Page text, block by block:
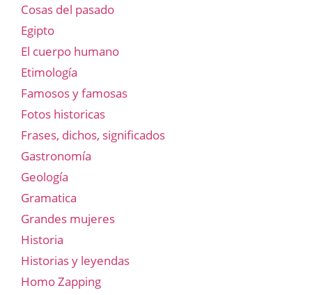
Cosas del pasado
Egipto
El cuerpo humano
Etimología
Famosos y famosas
Fotos historicas
Frases, dichos, significados
Gastronomía
Geología
Gramatica
Grandes mujeres
Historia
Historias y leyendas
Homo Zapping